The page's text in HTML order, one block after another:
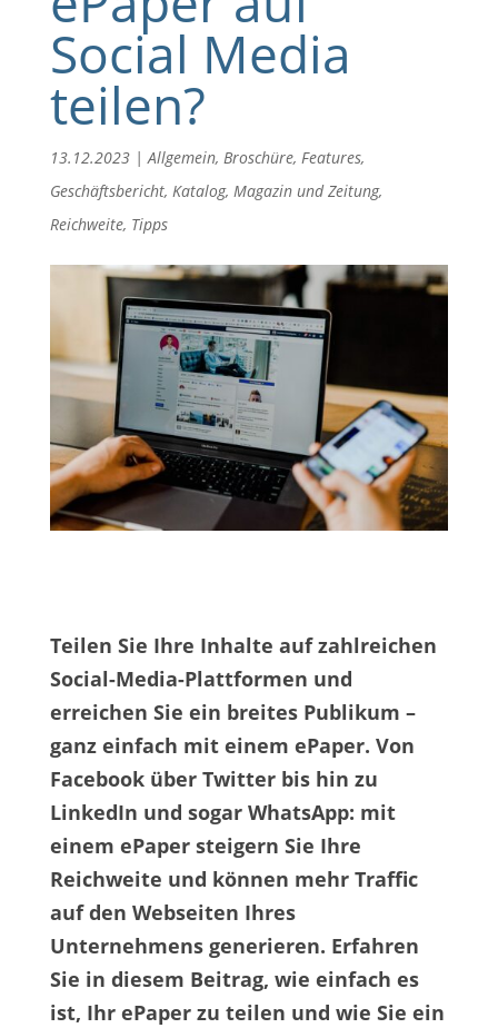
Social Media
teilen?
13.12.2023|Allgemein, Broschüre, Features,
Geschäftsbericht, Katalog, Magazin und Zeitung,
Reichweite, Tipps
Teilen Sie Ihre Inhalte auf zahlreichen
Social-Media-Plattformen und
erreichen Sie ein breites Publikum –
ganz einfach mit einem ePaper. Von
Facebook über Twitter bis hin zu
LinkedIn und sogar WhatsApp: mit
einem ePaper steigern Sie Ihre
Reichweite und können mehr Traffic
auf den Webseiten Ihres
Unternehmens generieren. Erfahren
Sie in diesem Beitrag, wie einfach es
ist, Ihr ePaper zu teilen und wie Sie ein